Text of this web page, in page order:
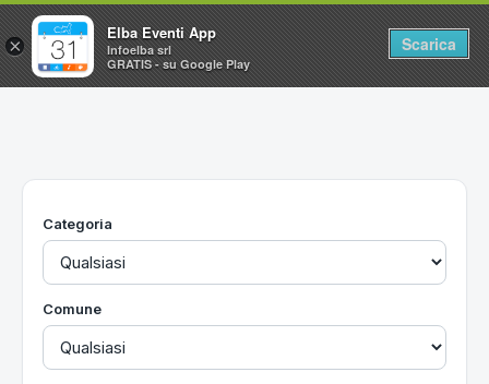
Home
Utilità
Categoria
Comune
×
Elba Eventi App
Infoelba srl
GRATIS - su Google Play
Scarica